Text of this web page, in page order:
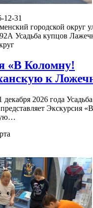
12-31
городской округ
Усадьба купцов
«В Коломну!
к
2026 года
Экскурсия